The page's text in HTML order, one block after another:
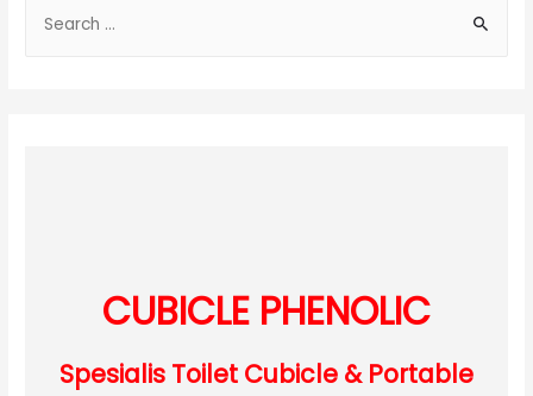
CUBICLE PHENOLIC
Spesialis Toilet Cubicle & Portable